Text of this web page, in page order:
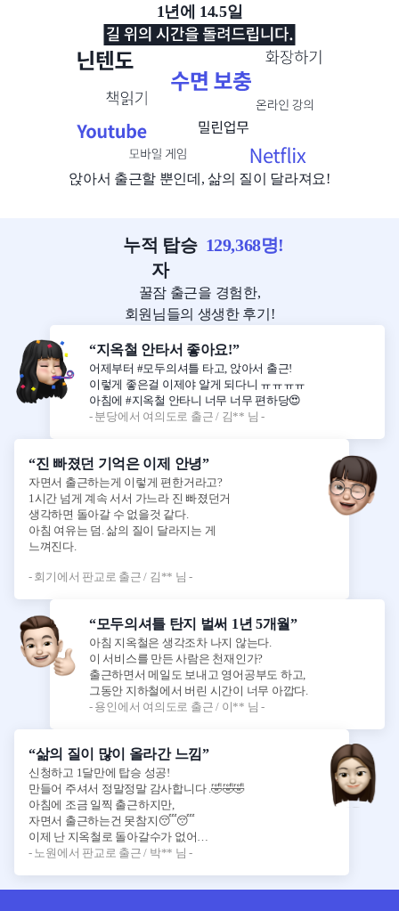
1년에 14.5일
앉아서 출근할 뿐인데, 삶의 질이 달라져요!
누적 탑승
자
129,368명!
꿀잠 출근을 경험한,
회원님들의 생생한 후기!
“지옥철 안타서 좋아요!”
어제부터 #모두의셔틀 타고, 앉아서 출근!
이렇게 좋은걸 이제야 알게 되다니 ㅠㅠㅠㅠ
아침에 #지옥철 안타니 너무 너무 편하당😍
- 분당에서 여의도로 출근 / 김** 님 -
“진 빠졌던 기억은 이제 안녕”
자면서 출근하는게 이렇게 편한거라고?
1시간 넘게 계속 서서 가느라 진 빠졌던거
생각하면 돌아갈 수 없을것 같다.
아침 여유는 덤. 삶의 질이 달라지는 게
느껴진다.
- 회기에서 판교로 출근 / 김** 님 -
“모두의셔틀 탄지 벌써 1년 5개월”
아침 지옥철은 생각조차 나지 않는다.
이 서비스를 만든 사람은 천재인가?
출근하면서 메일도 보내고 영어공부도 하고,
그동안 지하철에서 버린 시간이 너무 아깝다.
- 용인에서 여의도로 출근 / 이** 님 -
“삶의 질이 많이 올라간 느낌”
신청하고 1달만에 탑승 성공!
만들어 주셔서 정말정말 감사합니다 .🤣🤣🤣
아침에 조금 일찍 출근하지만,
자면서 출근하는건 못참지😴😴
이제 난 지옥철로 돌아갈수가 없어…
- 노원에서 판교로 출근 / 박** 님 -